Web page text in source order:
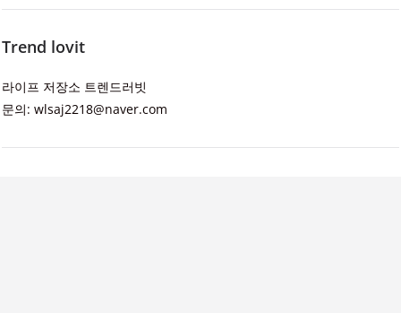
Trend lovit
라이프 저장소 트렌드러빗
문의: wlsaj2218@naver.com